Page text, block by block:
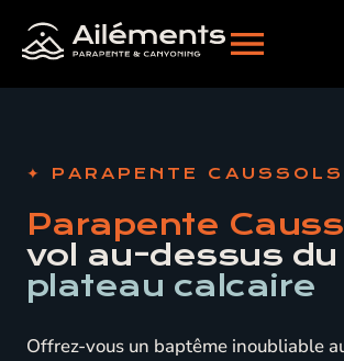
PARAPENTE CAUSSOLS
Parapente
vol au-dessus du
plateau calcaire
Offrez-vous un baptême inoubliable